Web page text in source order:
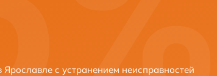
с устранением неисправностей